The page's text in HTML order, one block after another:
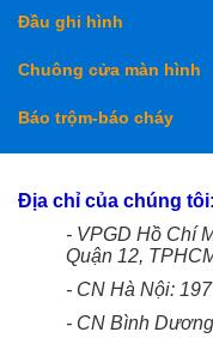
Đầu ghi hình
Chuông cửa màn hình
Báo trộm-báo cháy
Địa chỉ của chúng tôi:
- VPGD Hồ Chí
Quận 12,
- CN Hà Nội:
- CN Bình